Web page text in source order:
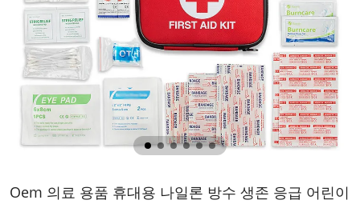
Oem 의료 용품 휴대용 나일론 방수 생존 응급 어린이